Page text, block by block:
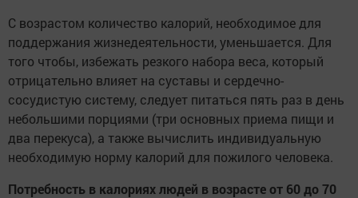
С возрастом количество калорий, необходимое для
поддержания жизнедеятельности, уменьшается. Для
того чтобы, избежать резкого набора веса, который
отрицательно влияет на суставы и сердечно-
сосудистую систему, следует питаться пять раз в день
небольшими порциями (три основных приема пищи и
два перекуса), а также вычислить индивидуальную
необходимую норму калорий для пожилого человека.
Потребность в калориях людей в возрасте от 60 до 70